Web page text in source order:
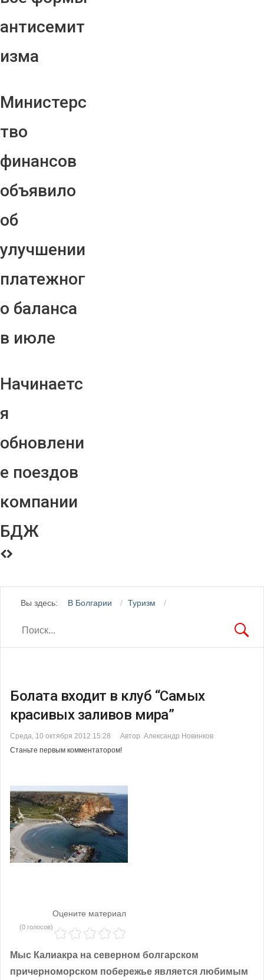
антисемит
изма
Министерс
тво
финансов
объявило
об
улучшении
платежног
о баланса
в июле
Начинаетс
я
обновлени
е поездов
компании
БДЖ
Вы здесь: В Болгарии Туризм
Болата входит в клуб “Самых
красивых заливов мира”
Среда, 10 октября 2012 15:28
Автор Александр Новинков
Станьте первым комментатором!
Оцените материал
(0 голосов)
Мыс Калиакра на северном болгарском
причерноморском побережье является любимым